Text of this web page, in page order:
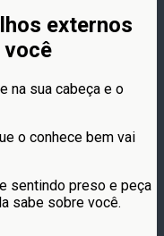
externos
você
na sua cabeça e o
o conhece bem vai
sentindo preso e peça
sabe sobre você.